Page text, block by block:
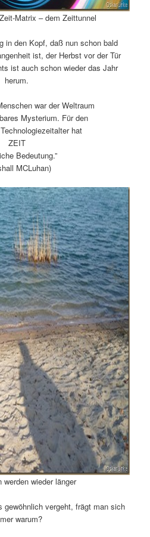
Matrix – dem Zeittunnel
in den Kopf, daß nun schon bald
ist, der Herbst vor der Tür
ist auch schon wieder das Jahr
herum.
war der Weltraum
Mysterium. Für den
hat
ZEIT
Bedeutung.”
MCLuhan)
werden wieder länger
gewöhnlich vergeht, frägt man sich
warum?